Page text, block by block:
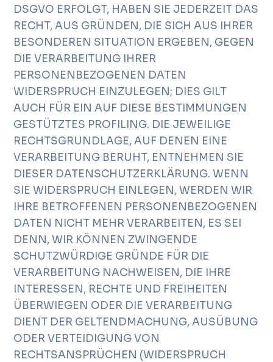
DSGVO ERFOLGT, HABEN SIE JEDERZEIT DAS
RECHT, AUS GRÜNDEN, DIE SICH AUS IHRER
BESONDEREN SITUATION ERGEBEN, GEGEN
DIE VERARBEITUNG IHRER
PERSONENBEZOGENEN DATEN
WIDERSPRUCH EINZULEGEN; DIES GILT
AUCH FÜR EIN AUF DIESE BESTIMMUNGEN
GESTÜTZTES PROFILING. DIE JEWEILIGE
RECHTSGRUNDLAGE, AUF DENEN EINE
VERARBEITUNG BERUHT, ENTNEHMEN SIE
DIESER DATENSCHUTZERKLÄRUNG. WENN
SIE WIDERSPRUCH EINLEGEN, WERDEN WIR
IHRE BETROFFENEN PERSONENBEZOGENEN
DATEN NICHT MEHR VERARBEITEN, ES SEI
DENN, WIR KÖNNEN ZWINGENDE
SCHUTZWÜRDIGE GRÜNDE FÜR DIE
VERARBEITUNG NACHWEISEN, DIE IHRE
INTERESSEN, RECHTE UND FREIHEITEN
ÜBERWIEGEN ODER DIE VERARBEITUNG
DIENT DER GELTENDMACHUNG, AUSÜBUNG
ODER VERTEIDIGUNG VON
RECHTSANSPRÜCHEN (WIDERSPRUCH